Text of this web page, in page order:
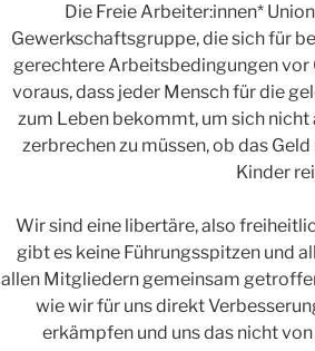
Die Freie Arbeiter:innen*
Gewerkschaftsgruppe, die sich für
gerechtere Arbeitsbedingungen vor
voraus, dass jeder Mensch für die
zum Leben bekommt, um sich
zerbrechen zu müssen, ob das
Kinder
Wir sind eine libertäre, also
gibt es keine Führungsspitzen und
allen Mitgliedern gemeinsam
wie wir für uns direkt
erkämpfen und uns das nicht